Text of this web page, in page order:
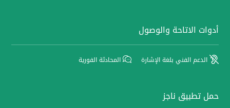
أدوات الاتاحة والوصول
الدعم الفني بلغة الإشارة المحادثة الفورية
حمل تطبيق ناجز